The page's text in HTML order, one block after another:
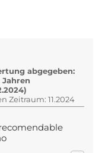
abgegeben:
Jahren
Zeitraum: 11.2024